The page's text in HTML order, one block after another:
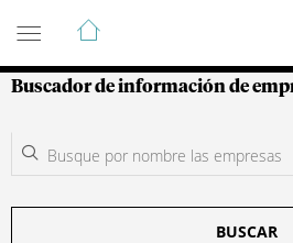
Guía de Empresas
Buscador de información de
BUSCAR